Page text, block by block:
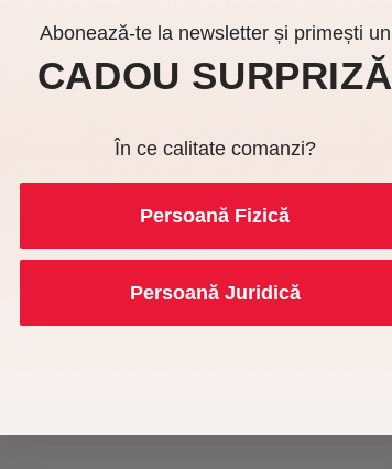
Abonează-te la newsletter și primești un
CADOU SURPRIZĂ
În ce calitate comanzi?
Persoană Fizică
Persoană Juridică